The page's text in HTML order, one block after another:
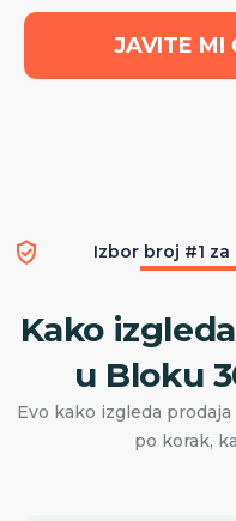
JAVITE MI
Izbor broj #1
Kako
u Bloku
Evo kako izgleda
po korak,